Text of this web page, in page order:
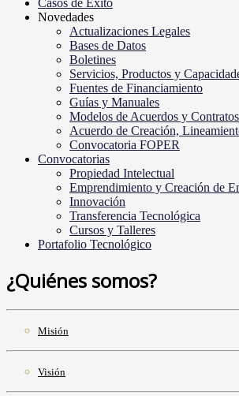
Casos de Exito
Novedades
Actualizaciones Legales
Bases de Datos
Boletines
Servicios, Productos y
Fuentes de Financiamiento
Guías y Manuales
Modelos de Acuerdos y Contratos
Acuerdo de Creación,
Convocatoria FOPER
Convocatorias
Propiedad Intelectual
Emprendimiento y Creación de
Innovación
Transferencia Tecnológica
Cursos y Talleres
Portafolio Tecnológico
¿Quiénes somos?
Misión
Visión